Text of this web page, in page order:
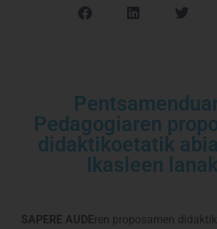
Pedagogiaren
didaktikoetatik
Ikasleen lanak
SAPERE AUDEren proposamen